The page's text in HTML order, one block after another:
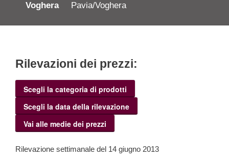
Voghera
Pavia/Voghera
Rilevazioni dei prezzi:
Scegli la categoria di prodotti
Scegli la data della rilevazione
Vai alle medie dei prezzi
Rilevazione settimanale del 14 giugno 2013